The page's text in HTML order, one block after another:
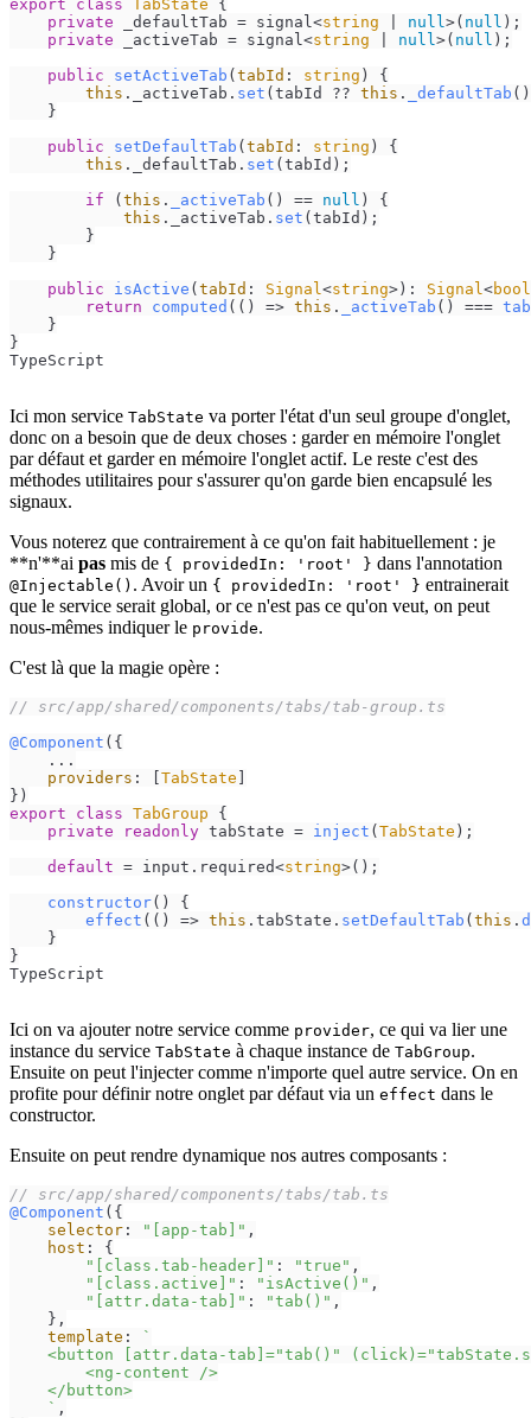
export class TabState {
private _defaultTab = signal<string null >( null );
private _activeTab = signal<string null >( null );
public
setActiveTab (tabId : string ) {
this . _activeTab . set (tabId ?? this . _defaultTab
    }
public
setDefaultTab (tabId : string ) {
this . _defaultTab . set (tabId);
if (this . _activeTab () == null ) {
this . _activeTab . set (tabId);
        }
    }
public
isActive (tabId : Signal <string>): Signal <
return
computed ( () => this . _activeTab () ===
    }
}
TypeScript
Ici mon service TabState va porter l'état d'un seul groupe d'onglet,
donc on a besoin que de deux choses : garder en mémoire l'onglet
par défaut et garder en mémoire l'onglet actif. Le reste c'est des
méthodes utilitaires pour s'assurer qu'on garde bien encapsulé les
signaux.
Vous noterez que contrairement à ce qu'on fait habituellement : je
**n'**ai pas mis de { providedIn: 'root' } dans l'annotation
@Injectable() . Avoir un { providedIn: 'root' } entrainerait
que le service serait global, or ce n'est pas ce qu'on veut, on peut
nous-mêmes indiquer le provide.
C'est là que la magie opère :
// src/app/shared/components/tabs/tab-group.ts
@Component ({
    ...
providers : [TabState ]
export
class TabGroup {
private
readonly tabState = inject (TabState );
default = input. required<string>();
constructor( ) {
effect ( () => this . tabState . setDefaultTab (this .
    }
}
TypeScript
Ici on va ajouter notre service comme provider, ce qui va lier une
instance du service TabState à chaque instance de TabGroup.
Ensuite on peut l'injecter comme n'importe quel autre service. On en
profite pour définir notre onglet par défaut via un effect dans le
constructor.
Ensuite on peut rendre dynamique nos autres composants :
// src/app/shared/components/tabs/tab.ts
@Component ({
selector : "[app-tab]" ,
host : {
"[class.tab-header]" : "true" ,
"[class.active]" : "isActive()" ,
"[attr.data-tab]" : "tab()" ,
    },
template :
`
<button [attr.data-tab]="tab()"
        <ng-content />
    </button>
    `
,